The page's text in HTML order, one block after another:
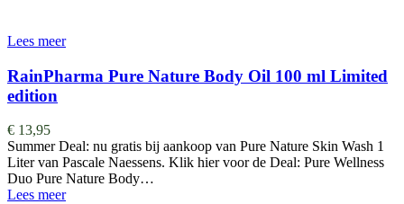
Lees meer
RainPharma Pure Nature Body Oil 100 ml Limited
edition
€ 13,95
Summer Deal: nu gratis bij aankoop van Pure Nature Skin Wash 1
Liter van Pascale Naessens. Klik hier voor de Deal: Pure Wellness
Duo Pure Nature Body…
Lees meer